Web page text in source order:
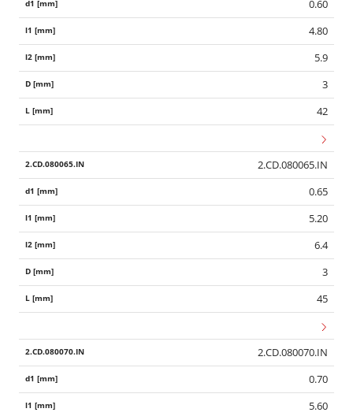
0.60
4.80
5.9
3
42
2.CD.080065.IN
0.65
5.20
6.4
3
45
2.CD.080070.IN
0.70
5.60